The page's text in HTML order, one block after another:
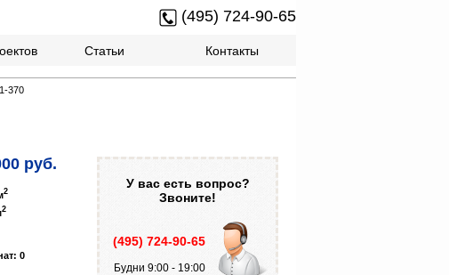
(495) 724-90-65
Статьи Контакты
370
руб.
2
2
0
У вас есть вопрос?
Звоните!
(495) 724-90-65
Будни 9:00 - 19:00